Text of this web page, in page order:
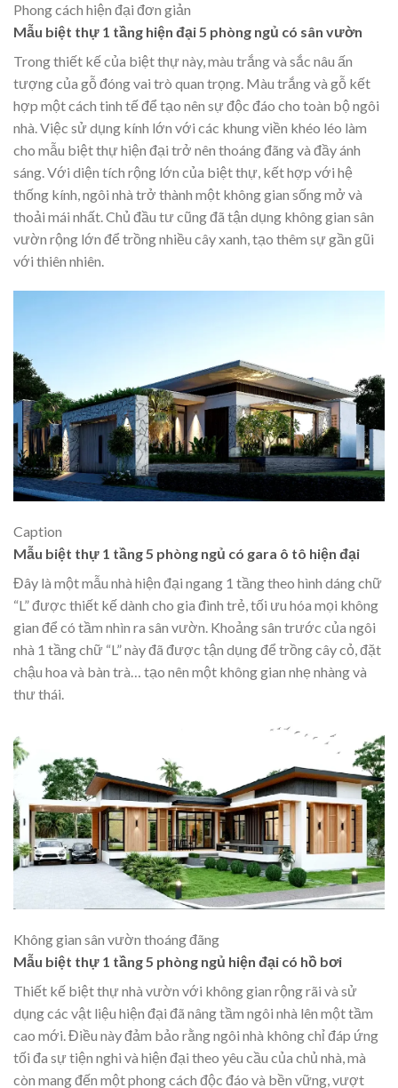
Phong cách hiện đại đơn giản
Mẫu biệt thự 1 tầng hiện đại 5 phòng ngủ có sân vườn
Trong thiết kế của biệt thự này, màu trắng và sắc nâu ấn
tượng của gỗ đóng vai trò quan trọng. Màu trắng và gỗ kết
hợp một cách tinh tế để tạo nên sự độc đáo cho toàn bộ ngôi
nhà. Việc sử dụng kính lớn với các khung viền khéo léo làm
cho mẫu biệt thự hiện đại trở nên thoáng đãng và đầy ánh
sáng. Với diện tích rộng lớn của biệt thự, kết hợp với hệ
thống kính, ngôi nhà trở thành một không gian sống mở và
thoải mái nhất. Chủ đầu tư cũng đã tận dụng không gian sân
vườn rộng lớn để trồng nhiều cây xanh, tạo thêm sự gần gũi
với thiên nhiên.
Caption
Mẫu biệt thự 1 tầng 5 phòng ngủ có gara ô tô hiện đại
Đây là một mẫu nhà hiện đại ngang 1 tầng theo hình dáng chữ
“L” được thiết kế dành cho gia đình trẻ, tối ưu hóa mọi không
gian để có tầm nhìn ra sân vườn. Khoảng sân trước của ngôi
nhà 1 tầng chữ “L” này đã được tận dụng để trồng cây cỏ, đặt
chậu hoa và bàn trà… tạo nên một không gian nhẹ nhàng và
thư thái.
Không gian sân vườn thoáng đãng
Mẫu biệt thự 1 tầng 5 phòng ngủ hiện đại có hồ bơi
Thiết kế biệt thự nhà vườn với không gian rộng rãi và sử
dụng các vật liệu hiện đại đã nâng tầm ngôi nhà lên một tầm
cao mới. Điều này đảm bảo rằng ngôi nhà không chỉ đáp ứng
tối đa sự tiện nghi và hiện đại theo yêu cầu của chủ nhà, mà
còn mang đến một phong cách độc đáo và bền vững, vượt